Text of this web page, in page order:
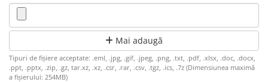
Mai adaugă
Tipuri de fișiere acceptate: .eml, .jpg, .gif, .jpeg, .png, .txt, .pdf, .xlsx, .doc, .docx,
.ppt, .pptx, .zip, .gz, tar.xz, .xz, .csr, .rar, .csv, .tgz, .ics, .7z (Dimensiunea maximă
a fișierului: 254MB)